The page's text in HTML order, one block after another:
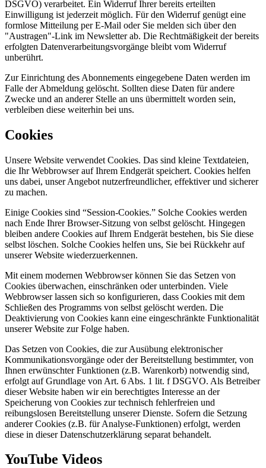
DSGVO) verarbeitet. Ein Widerruf Ihrer bereits erteilten
Einwilligung ist jederzeit möglich. Für den Widerruf genügt eine
formlose Mitteilung per E-Mail oder Sie melden sich über den
"Austragen"-Link im Newsletter ab. Die Rechtmäßigkeit der bereits
erfolgten Datenverarbeitungsvorgänge bleibt vom Widerruf
unberührt.
Zur Einrichtung des Abonnements eingegebene Daten werden im
Falle der Abmeldung gelöscht. Sollten diese Daten für andere
Zwecke und an anderer Stelle an uns übermittelt worden sein,
verbleiben diese weiterhin bei uns.
Cookies
Unsere Website verwendet Cookies. Das sind kleine Textdateien,
die Ihr Webbrowser auf Ihrem Endgerät speichert. Cookies helfen
uns dabei, unser Angebot nutzerfreundlicher, effektiver und sicherer
zu machen.
Einige Cookies sind “Session-Cookies.” Solche Cookies werden
nach Ende Ihrer Browser-Sitzung von selbst gelöscht. Hingegen
bleiben andere Cookies auf Ihrem Endgerät bestehen, bis Sie diese
selbst löschen. Solche Cookies helfen uns, Sie bei Rückkehr auf
unserer Website wiederzuerkennen.
Mit einem modernen Webbrowser können Sie das Setzen von
Cookies überwachen, einschränken oder unterbinden. Viele
Webbrowser lassen sich so konfigurieren, dass Cookies mit dem
Schließen des Programms von selbst gelöscht werden. Die
Deaktivierung von Cookies kann eine eingeschränkte Funktionalität
unserer Website zur Folge haben.
Das Setzen von Cookies, die zur Ausübung elektronischer
Kommunikationsvorgänge oder der Bereitstellung bestimmter, von
Ihnen erwünschter Funktionen (z.B. Warenkorb) notwendig sind,
erfolgt auf Grundlage von Art. 6 Abs. 1 lit. f DSGVO. Als Betreiber
dieser Website haben wir ein berechtigtes Interesse an der
Speicherung von Cookies zur technisch fehlerfreien und
reibungslosen Bereitstellung unserer Dienste. Sofern die Setzung
anderer Cookies (z.B. für Analyse-Funktionen) erfolgt, werden
diese in dieser Datenschutzerklärung separat behandelt.
YouTube Videos